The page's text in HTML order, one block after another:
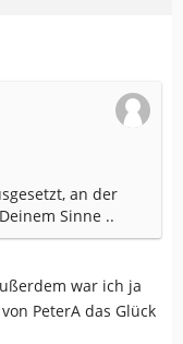
an der
Sinne ..
war ich ja
PeterA das Glück